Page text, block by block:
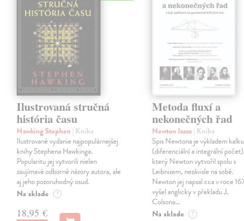
Ilustrovaná stručná
história času
Hawking Stephen | Kniha
Ilustrované vydanie najpopulárnejšej
knihy Stephena Hawkinga.
Popularitu jej vytvorili nielen
zaujímavé odborné názory autora, ale
aj jeho pozoruhodný osud.
Na sklade ?
18,95 €
Metoda fluxí a
nekonečných řad
Newton Isaac| Kniha
Spis Newtona je výkladem
(diferenciální a integrální
který Newton vytvořil spolu s
Leibnizem, nezávisle na sobě.
Newton jej napsal cca v roce
vyšel anglicky v překladu J.
Colsona…
Na sklade ?